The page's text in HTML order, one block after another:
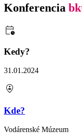
Konferencia
Kedy?
31.01.2024
Kde?
Vodárenské Múzeum